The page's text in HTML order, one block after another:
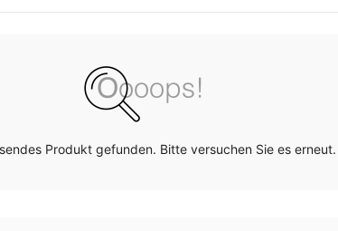
Produkt gefunden. Bitte versuchen Sie es erneut.